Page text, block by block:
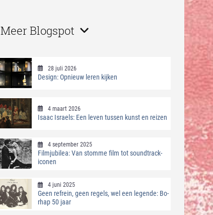
Meer Blogspot
28 juli 2026
Design: Opnieuw leren kijken
4 maart 2026
Isaac Israels: Een leven tussen kunst en reizen
4 september 2025
Filmjubilea: Van stomme film tot soundtrack-
iconen
4 juni 2025
Geen refrein, geen regels, wel een legende: Bo-
rhap 50 jaar